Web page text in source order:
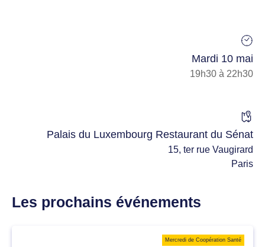
Mardi 10 mai
19h30 à 22h30
Palais du Luxembourg Restaurant du Sénat
15, ter rue Vaugirard
Paris
Les prochains événements
Mercredi de Coopération Santé